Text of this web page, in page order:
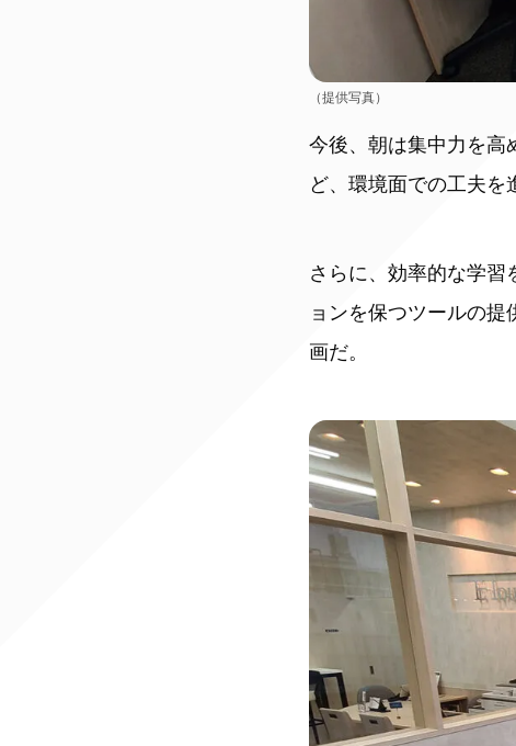
（提供写真）
今後、朝は集中力を高
ど、環境面での工夫を
さらに、効率的な学
ョンを保つツールの
画だ。